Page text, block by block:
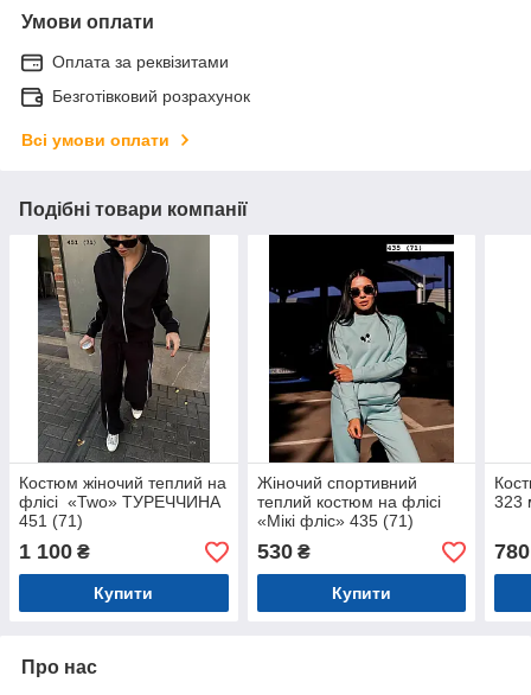
Умови оплати
Оплата за реквізитами
Безготівковий розрахунок
Всі умови оплати
Подібні товари компанії
Костюм жіночий теплий на
флісі «Two» ТУРЕЧЧИНА
451 (71)
1 100 ₴
Купити
Жіночий спортивний
теплий костюм на флісі
«Мікі фліс» 435 (71)
530₴
Купити
323
780
Про нас